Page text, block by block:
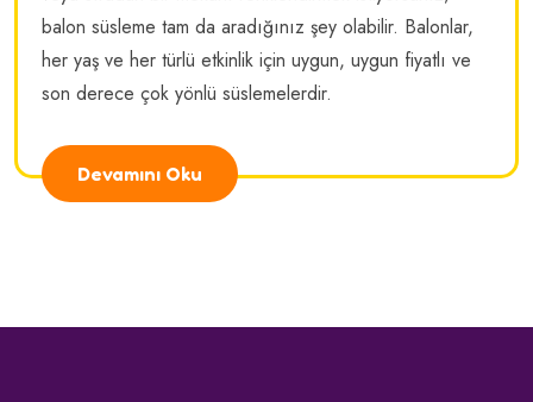
balon süsleme tam da aradığınız şey olabilir. Balonlar,
her yaş ve her türlü etkinlik için uygun, uygun fiyatlı ve
son derece çok yönlü süslemelerdir.
Devamını Oku